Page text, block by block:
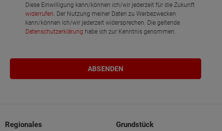
Diese Einwilligung kann/können ich/wir jederzeit für die Zukunft
widerrufen. Der Nutzung meiner Daten zu Werbezwecken
kann/können ich/wir jederzeit widersprechen. Die geltende
Datenschutzerklärung habe ich zur Kenntnis genommen.
Regionales Grundstück